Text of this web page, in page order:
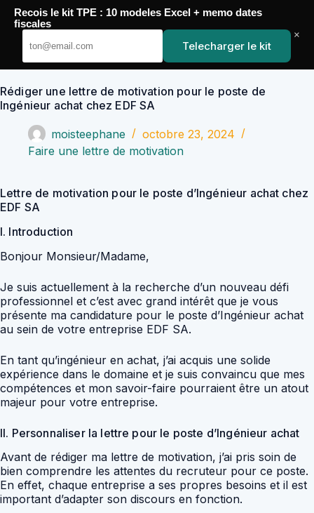
Passer
contenu
YoupiJobs
Rédiger une lettre de motivation pour le poste de
Ingénieur achat chez EDF SA
moisteephane
octobre 23, 2024
Faire une lettre de motivation
Lettre de motivation pour le poste d’Ingénieur achat chez
EDF SA
I. Introduction
Bonjour Monsieur/Madame,
Je suis actuellement à la recherche d’un nouveau défi
professionnel et c’est avec grand intérêt que je vous
présente ma candidature pour le poste d’Ingénieur achat
au sein de votre entreprise EDF SA.
En tant qu’ingénieur en achat, j’ai acquis une solide
expérience dans le domaine et je suis convaincu que mes
compétences et mon savoir-faire pourraient être un atout
majeur pour votre entreprise.
II. Personnaliser la lettre pour le poste d’Ingénieur achat
Avant de rédiger ma lettre de motivation, j’ai pris soin de
bien comprendre les attentes du recruteur pour ce poste.
En effet, chaque entreprise a ses propres besoins et il est
important d’adapter son discours en fonction.
Recois le kit TPE : 10 modeles Excel + memo dates
fiscales
Telecharger le kit
×